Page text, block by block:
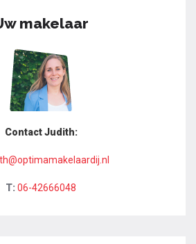
makelaar
Contact Judith:
T: 06-42666048